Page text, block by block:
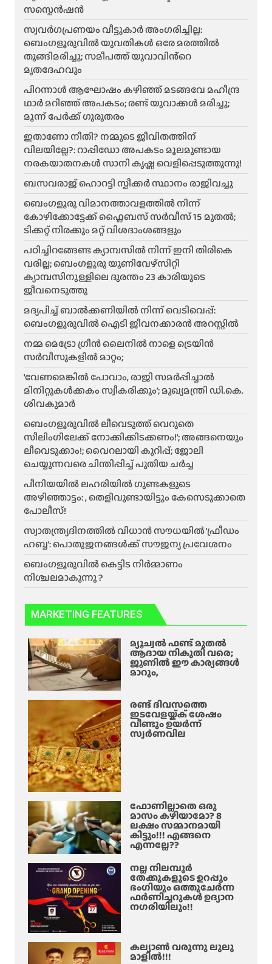
സസ്പെൻഷൻ
സ്വവർഗപ്രണയം വീട്ടുകാർ അംഗരിച്ചില്ല:
ബെംഗളൂരുവിൽ യുവതികൾ ഒരേ മരത്തിൽ
തൂങ്ങിമരിച്ചു; സമീപത്ത് യുവാവിൻ്റെ
മൃതദേഹവും
പിറന്നാൾ ആഘോഷം കഴിഞ്ഞ് മടങ്ങവേ മഹീന്ദ്ര
ഥാർ മറിഞ്ഞ് അപകടം; രണ്ട് യുവാക്കൾ മരിച്ചു;
മൂന്ന് പേർക്ക് ഗുരുതരം
ഇതാണോ നീതി? നമ്മുടെ ജീവിതത്തിന്
വിലയില്ലേ?: റാപ്പിഡോ അപകടം മൂലമുണ്ടായ
നരകയാതനകൾ സാനി കൃഷ്ണ വെളിപ്പെടുത്തുന്നു!
ബസവരാജ് ഹൊറട്ടി സ്പീക്കർ സ്ഥാനം രാജിവച്ചു
ബെംഗളൂരു വിമാനത്താവളത്തിൽ നിന്ന്
കോഴിക്കോട്ടേക്ക് ഫ്ലൈബസ് സർവീസ് 15 മുതൽ;
ടിക്കറ്റ് നിരക്കും മറ്റ് വിശദാംശങ്ങളും
പഠിച്ചിറങ്ങേണ്ട ക്യാമ്പസിൽ നിന്ന് ഇനി തിരികെ
വരില്ല; ബെംഗളൂരു യൂണിവേഴ്സിറ്റി
ക്യാമ്പസിനുള്ളിലെ ദുരന്തം 23 കാരിയുടെ
ജീവനെടുത്തു
മദ്യപിച്ച് ബാൽക്കണിയിൽ നിന്ന് വെടിവെപ്പ്:
ബെംഗളൂരുവിൽ ഐടി ജീവനക്കാരൻ അറസ്റ്റിൽ
നമ്മ മെട്രോ ഗ്രീൻ ലൈനിൽ നാളെ ട്രെയിൻ
സർവീസുകളിൽ മാറ്റം;
‘വേണമെങ്കിൽ പോവാം, രാജി സമർപ്പിച്ചാൽ
മിനിറ്റുകൾക്കകം സ്വീകരിക്കും’; മുഖ്യമന്ത്രി ഡി.കെ.
ശിവകുമാർ
ബെം​ഗളൂരുവിൽ ലീവെടുത്ത് വെറുതെ
സീലിംഗിലേക്ക് നോക്കിക്കിടക്കണം!’; അങ്ങനെയും
ലീവെടുക്കാം!; വൈറലായി കുറിപ്പ്; ജോലി
ചെയ്യുന്നവരെ ചിന്തിപ്പിച്ച് പുതിയ ചർച്ച
പീനിയയിൽ ലഹരിയിൽ ഗുണ്ടകളുടെ
അഴിഞ്ഞാട്ടം: , തെളിവുണ്ടായിട്ടും കേസെടുക്കാതെ
പോലീസ്!
സ്വാതന്ത്ര്യദിനത്തിൽ വിധാൻ സൗധയിൽ ‘ഫ്രീഡം
ഹബ്ബ’: പൊതുജനങ്ങൾക്ക് സൗജന്യ പ്രവേശനം
ബെംഗളൂരുവിൽ കെട്ടിട നിർമ്മാണം
നിശ്ചലമാകുന്നു ?
MARKETING FEATURES
മ്യൂച്വൽ ഫണ്ട് മുതൽ
ആദായ നികുതി വരെ;
ജൂണിൽ ഈ കാര്യങ്ങൾ
മാറും,
രണ്ട് ദിവസത്തെ
ഇടവേളയ്ക്ക് ശേഷം
വീണ്ടും ഉയർന്ന്
സ്വർണവില
ഫോണില്ലാതെ ഒരു
മാസം കഴിയാമോ? 8
ലക്ഷം സമ്മാനമായി
കിട്ടും!!! എങ്ങനെ
എന്നല്ലേ??
നല്ല നിലമ്പൂർ
തേക്കുകളുടെ ഉറപ്പും
ഭംഗിയും ഒത്തുചേർന്ന
ഫർണിച്ചറുകൾ ഉദ്യാന
നഗരിയിലും!!
കല്യാൺ വരുന്നു ലുലു
മാളിൽ!!!